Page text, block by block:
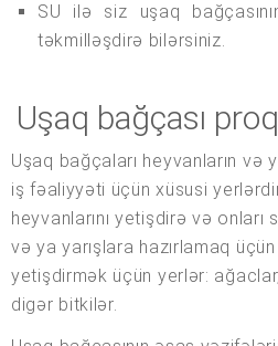
SU ilə siz uşaq
təkmilləşdirə bilərsiniz.
Uşaq bağçası
Uşaq bağçaları heyvanların və
iş fəaliyyəti üçün xüsusi
heyvanlarını yetişdirə və onları
və ya yarışlara hazırlamaq
yetişdirmək üçün yerlər:
digər bitkilər.